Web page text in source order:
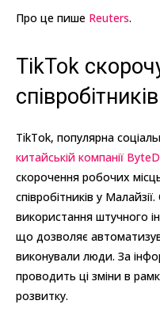
Про це пише Reuters.
TikTok
співробітників
TikTok, популярна
китайській компанії
скорочення робочих
співробітників у
використання штучного
що дозволяє
виконували люди. За
проводить ці зміни в
розвитку.